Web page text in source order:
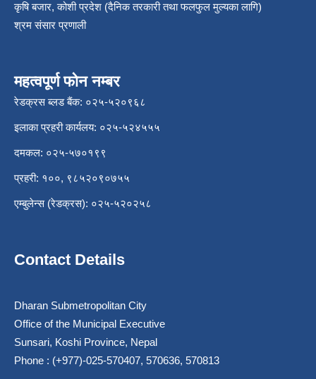
कृषि बजार, कोशी प्रदेश (दैनिक तरकारी तथा फलफुल मुल्यका लागि)
श्रम संसार प्रणाली
महत्वपूर्ण फोन नम्बर
रेडक्रस ब्लड बैंक: ०२५-५२०९६८
इलाका प्रहरी कार्यलय: ०२५-५२४५५५
दमकल: ०२५-५७०१९९
प्रहरी: १००, ९८५२०९०७५५
एम्बुलेन्स (रेडक्रस): ०२५-५२०२५८
Contact Details
Dharan Submetropolitan City
Office of the Municipal Executive
Sunsari, Koshi Province, Nepal
Phone : (+977)-025-570407, 570636, 570813